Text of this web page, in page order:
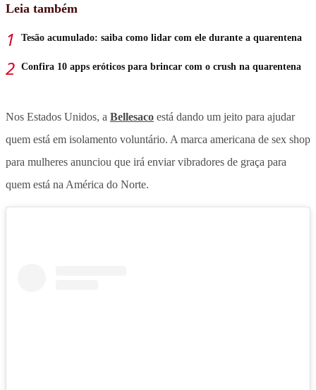
Leia também
Tesão acumulado: saiba como lidar com ele durante a quarentena
Confira 10 apps eróticos para brincar com o crush na quarentena
Nos Estados Unidos, a Bellesaco está dando um jeito para ajudar
quem está em isolamento voluntário. A marca americana de sex shop
para mulheres anunciou que irá enviar vibradores de graça para
quem está na América do Norte.